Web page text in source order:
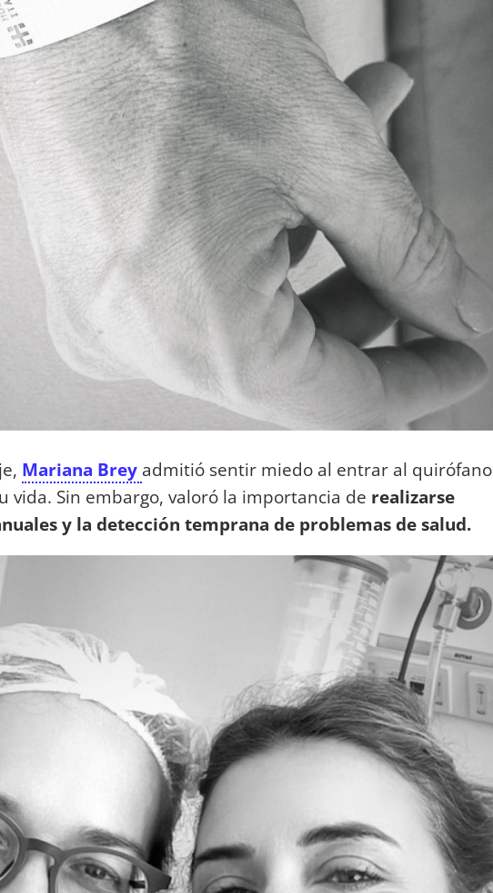
Mariana Brey admitió sentir miedo al entrar al quirófano
vida. Sin embargo, valoró la importancia de realizarse
y la detección temprana de problemas de salud.